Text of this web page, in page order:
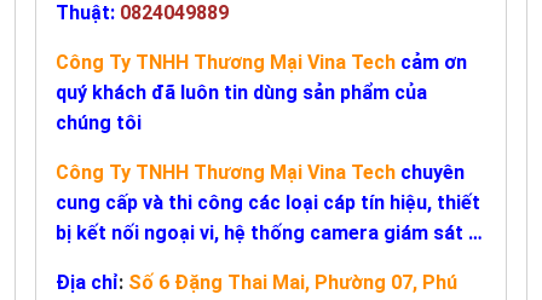
Thuật: 0824049889
Công Ty TNHH Thương Mại Vina Tech cảm ơn
quý khách đã luôn tin dùng sản phẩm của
chúng tôi
Công Ty TNHH Thương Mại Vina Tech chuyên
cung cấp và thi công các loại cáp tín hiệu, thiết
bị kết nối ngoại vi, hệ thống camera giám sát …
Địa chỉ: Số 6 Đặng Thai Mai, Phường 07, Phú